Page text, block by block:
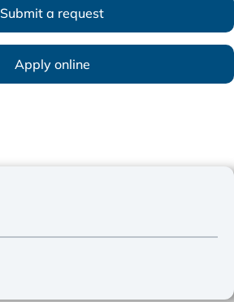
Submit a request
Apply online